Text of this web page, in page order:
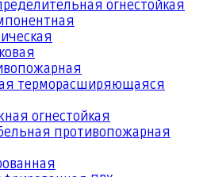
огнестойкая
терморасширяющаяся
огнестойкая
противопожарная